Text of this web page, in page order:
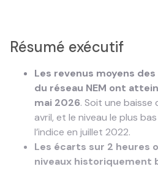
Résumé exécutif
Les revenus moyens
du réseau NEM ont
mai 2026. Soit une
avril, et le niveau le plus
l’indice en juillet 2022.
Les écarts sur 2 heures
niveaux historiquement